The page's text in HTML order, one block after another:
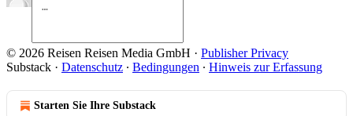
© 2026 Reisen Reisen Media GmbH · Publisher Privacy
Substack · Datenschutz ∙ Bedingungen ∙ Hinweis zur Erfassung
Starten Sie Ihre Substack